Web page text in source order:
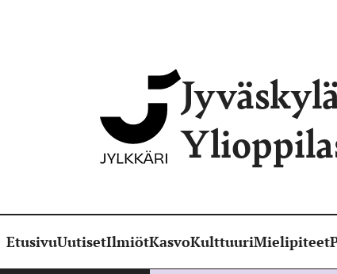
EtusivuUutisetIlmiötKasvoKulttuuriMielipiteet